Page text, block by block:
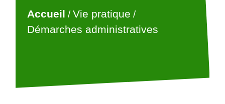
Accueil /Vie pratique /
Démarches administratives